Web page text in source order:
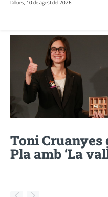
Dilluns, 10 de agost del 2026
Toni Cruanyes
Pla amb ‘La